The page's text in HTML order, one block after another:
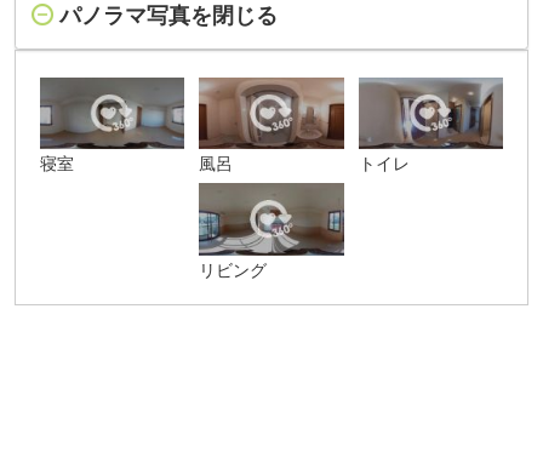
パノラマ写真を閉じる
寝室 風呂 トイレ
リビング